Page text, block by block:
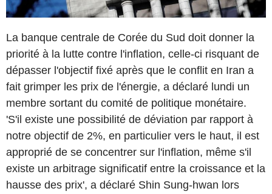
La banque centrale de Corée du Sud doit donner la
priorité à la lutte contre l'inflation, celle-ci risquant de
dépasser l'objectif fixé après que le conflit en Iran a
fait grimper les prix de l'énergie, a déclaré lundi un
membre sortant du comité de politique monétaire.
'S'il existe une possibilité de déviation par rapport à
notre objectif de 2%, en particulier vers le haut, il est
approprié de se concentrer sur l'inflation, même s'il
existe un arbitrage significatif entre la croissance et la
hausse des prix', a déclaré Shin Sung-hwan lors